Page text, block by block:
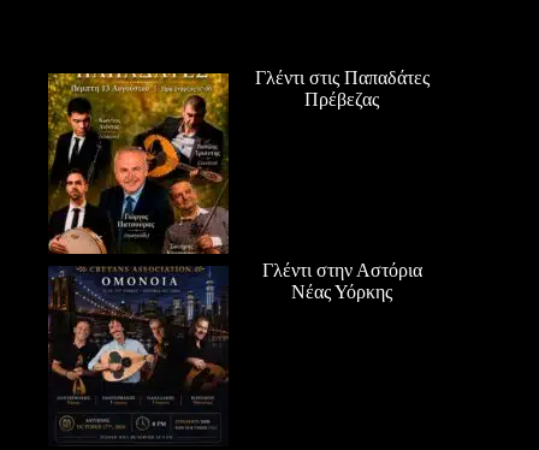
Γλέντι στις Παπαδάτες
Πρέβεζας
Γλέντι στην Αστόρια
Νέας Υόρκης